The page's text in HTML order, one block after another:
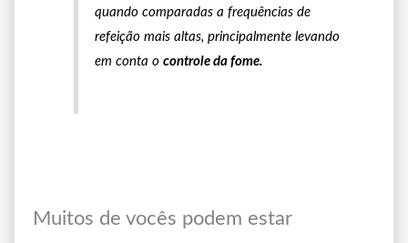
quando comparadas a frequências de
refeição mais altas, principalmente levando
em conta ocontrole da fome.
Muitos de vocês podem estar